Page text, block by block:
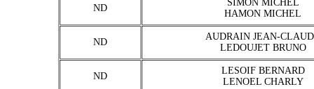
ND
SIMON MICHEL
HAMON MICHEL
ND
AUDRAIN JEAN-
LEDOUJET BRUNO
ND
LESOIF BERNARD
LENOEL CHARLY